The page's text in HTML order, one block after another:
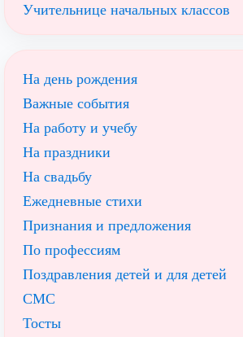
Учительнице начальных классов
На день рождения
Важные события
На работу и учебу
На праздники
На свадьбу
Ежедневные стихи
Признания и предложения
По профессиям
Поздравления детей и для детей
СМС
Тосты